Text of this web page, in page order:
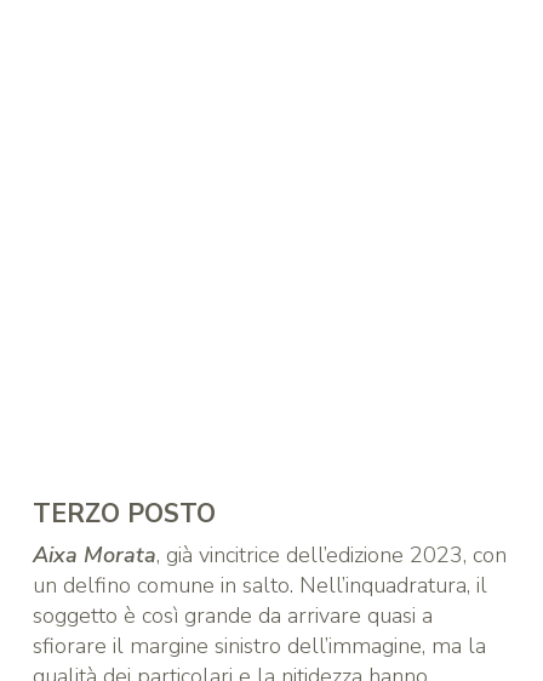
TERZO POSTO
Aixa Morata, già vincitrice dell’edizione 2023, con
un delfino comune in salto. Nell’inquadratura, il
soggetto è così grande da arrivare quasi a
sfiorare il margine sinistro dell’immagine, ma la